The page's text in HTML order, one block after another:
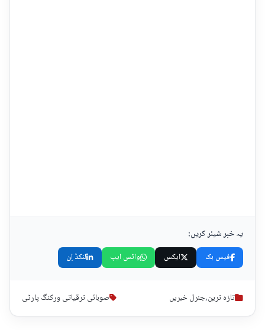
یہ خبر شیئر کریں:
فیس بک ایکس واٹس ایپ لنکڈ اِن
تازہ ترین,جنرل خبریں صوبائی ترقیاتی ورکنگ پارٹی